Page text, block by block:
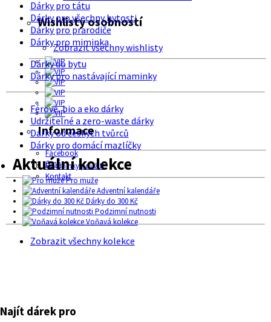
Wishlisty osobností
Zobrazit všechny wishlisty
Informace
Facebook
O nás
Podmínky použití
Kontakt
Dárky pro tátu
Dárky pro všechny bytosti
Dárky pro prarodiče
Dárky pro miminka
Dárky do bytu
Dárky pro nastávající maminky
Férové, bio a eko dárky
Udržitelné a zero-waste dárky
Dárky od českých tvůrců
Dárky pro domácí mazlíčky
Aktuální kolekce
Pro muže
Adventní kalendáře
Dárky do 300 Kč
Podzimní nutnosti
Voňavá kolekce
Zobrazit všechny kolekce
Najít dárek pro